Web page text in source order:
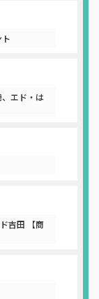
、エド・は
吉田 【商